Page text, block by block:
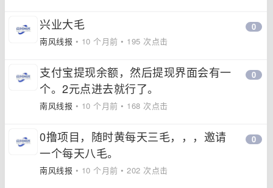
兴业大毛
南风线报 • 10 个月前 • 195 次点击
0
支付宝提现余额，然后提现界面会有一
个。2元点进去就行了。
南风线报 • 10 个月前 • 168 次点击
0
0撸项目，随时黄每天三毛，，，邀请
一个每天八毛。
南风线报 • 10 个月前 • 202 次点击
0